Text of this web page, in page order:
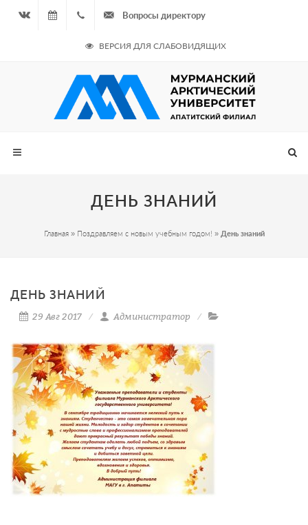
06.08.2026
- Чётная
неделя
964
687
Вопросы директору
ВЕРСИЯ ДЛЯ СЛАБОВИДЯЩИХ
ДЕНЬ ЗНАНИЙ
Главная» Поздравляем с новым учебным годом! » День знаний
ДЕНЬ ЗНАНИЙ
29 Авг 2017 Администратор